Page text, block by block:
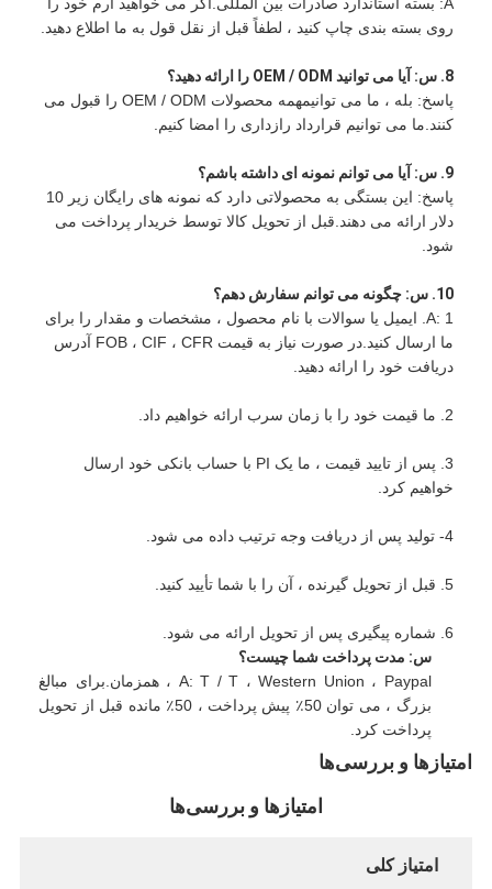
روی بسته بندی چاپ کنید ، لطفاً قبل از نقل قول به ما اطلاع دهید.
8. س: آیا می توانید OEM / ODM را ارائه دهید؟
پاسخ: بله ، ما می توانیمهمه محصولات OEM / ODM را قبول می
کنند.ما می توانیم قرارداد رازداری را امضا کنیم.
9. س: آیا می توانم نمونه ای داشته باشم؟
پاسخ: این بستگی به محصولاتی دارد که نمونه های رایگان زیر 10
دلار ارائه می دهند.قبل از تحویل کالا توسط خریدار پرداخت می
شود.
10. س: چگونه می توانم سفارش دهم؟
A: 1. ایمیل یا سوالات با نام محصول ، مشخصات و مقدار را برای
ما ارسال کنید.در صورت نیاز به قیمت FOB ، CIF ، CFR آدرس
دریافت خود را ارائه دهید.
2. ما قیمت خود را با زمان سرب ارائه خواهیم داد.
3. پس از تایید قیمت ، ما یک PI با حساب بانکی خود ارسال
خواهیم کرد.
4- تولید پس از دریافت وجه ترتیب داده می شود.
5. قبل از تحویل گیرنده ، آن را با شما تأیید کنید.
6. شماره پیگیری پس از تحویل ارائه می شود.
س: مدت پرداخت شما چیست؟
A: T / T ، Western Union ، Paypal ، همزمان.برای مبالغ
بزرگ ، می توان 50٪ پیش پرداخت ، 50٪ مانده قبل از تحویل
پرداخت کرد.
امتیازها و بررسی‌ها
امتیازها و بررسی‌ها
امتیاز کلی